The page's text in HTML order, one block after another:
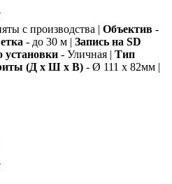
с производства | Объектив -
- до 30 м | Запись на SD
установки - Уличная | Тип
(Д х Ш х В) - Ø 111 x 82мм |